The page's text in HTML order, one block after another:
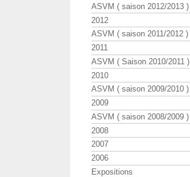
ASVM ( saison 2012/2013 )
2012
ASVM ( saison 2011/2012 )
2011
ASVM ( Saison 2010/2011 )
2010
ASVM ( saison 2009/2010 )
2009
ASVM ( saison 2008/2009 )
2008
2007
2006
Expositions